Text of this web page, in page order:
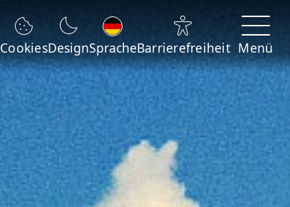
CookiesDesign
Sprache wechseln
SpracheBarrierefreiheit Menü